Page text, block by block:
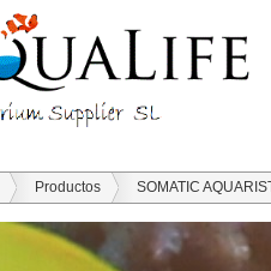
Productos SOMATIC